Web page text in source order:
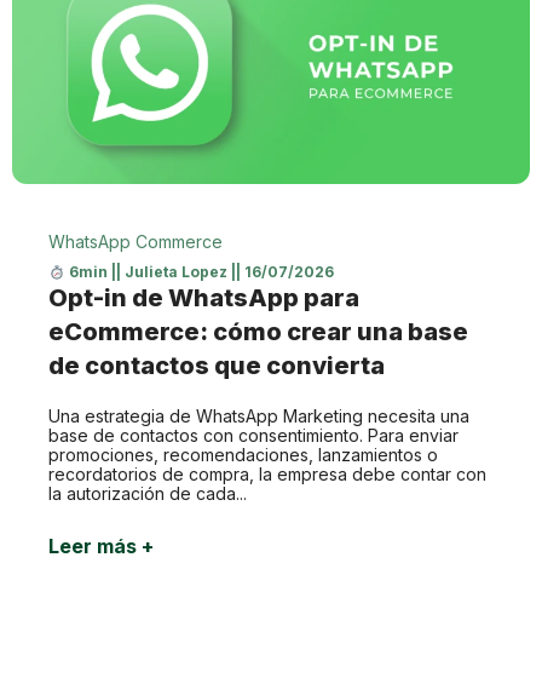
WhatsApp Commerce
6min Julieta Lopez 16/07/2026
Opt-in de WhatsApp para
eCommerce: cómo crear una base
de contactos que convierta
Una estrategia de WhatsApp Marketing necesita una
base de contactos con consentimiento. Para enviar
promociones, recomendaciones, lanzamientos o
recordatorios de compra, la empresa debe contar con
la autorización de cada...
Leer más +